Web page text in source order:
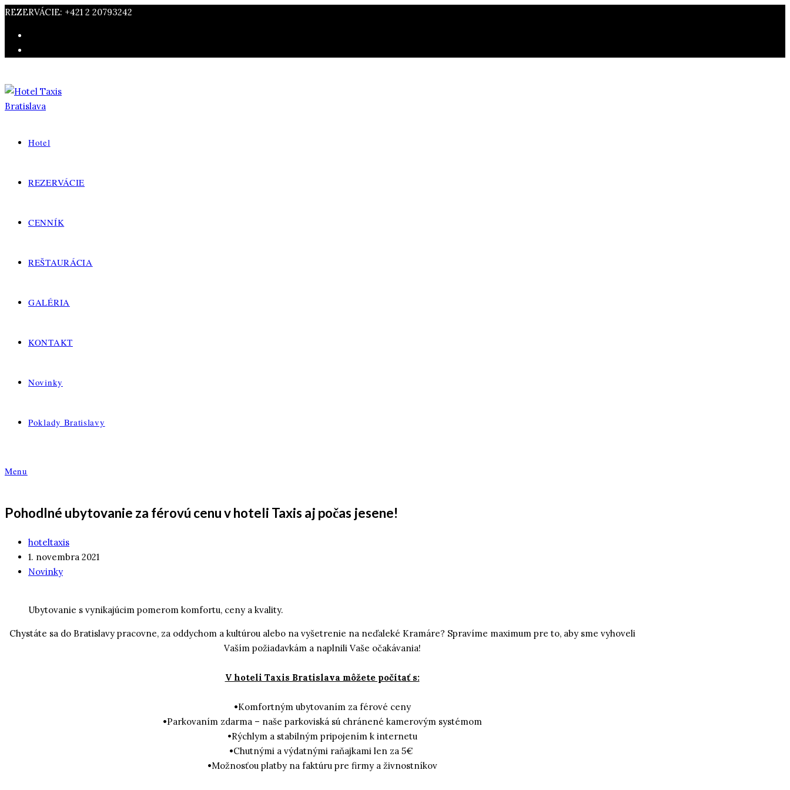
REZERVÁCIE: +421 2 20793242
Hotel
REZERVÁCIE
CENNÍK
REŠTAURÁCIA
GALÉRIA
KONTAKT
Novinky
Poklady Bratislavy
Menu
Pohodlné ubytovanie za férovú cenu v hoteli Taxis aj počas jesene!
hoteltaxis
1. novembra 2021
Novinky
Ubytovanie s vynikajúcim pomerom komfortu, ceny a kvality.
Chystáte sa do Bratislavy pracovne, za oddychom a kultúrou alebo na vyšetrenie na neďaleké Kramáre? Spravíme maximum pre to, aby sme vyhoveli
Vaším požiadavkám a naplnili Vaše očakávania!
V hoteli Taxis Bratislava môžete počítať s:
•Komfortným ubytovaním za férové ceny
•Parkovaním zdarma – naše parkoviská sú chránené kamerovým systémom
•Rýchlym a stabilným pripojením k internetu
•Chutnými a výdatnými raňajkami len za 5€
•Možnosťou platby na faktúru pre firmy a živnostníkov